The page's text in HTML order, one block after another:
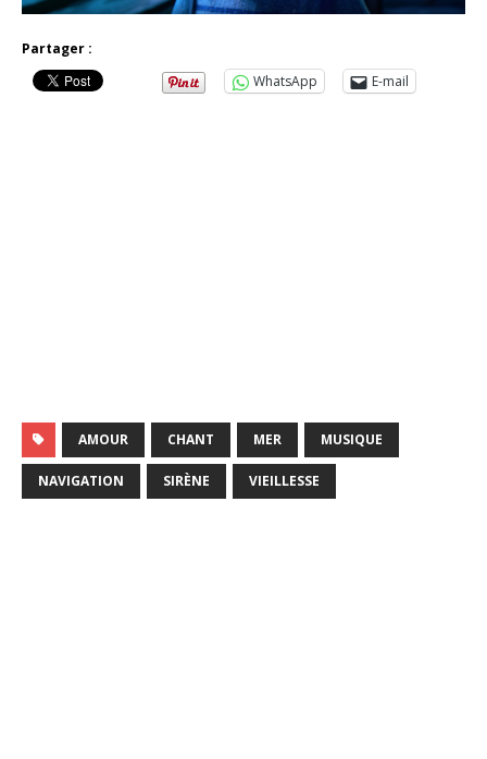
Partager :
WhatsApp
E-mail
AMOUR CHANT MER MUSIQUE
NAVIGATION SIRÈNE VIEILLESSE